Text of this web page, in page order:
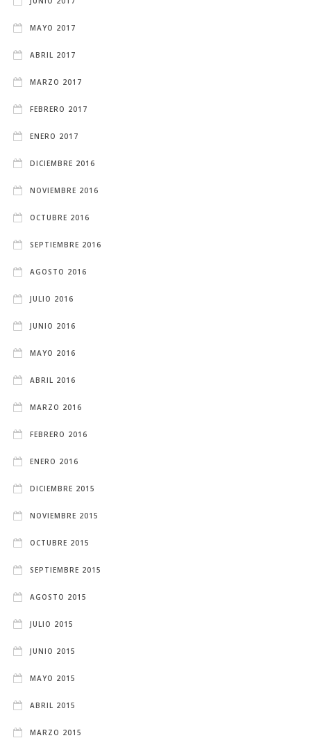
MAYO 2017
ABRIL 2017
MARZO 2017
FEBRERO 2017
ENERO 2017
DICIEMBRE 2016
NOVIEMBRE 2016
OCTUBRE 2016
SEPTIEMBRE 2016
AGOSTO 2016
JULIO 2016
JUNIO 2016
MAYO 2016
ABRIL 2016
MARZO 2016
FEBRERO 2016
ENERO 2016
DICIEMBRE 2015
NOVIEMBRE 2015
OCTUBRE 2015
SEPTIEMBRE 2015
AGOSTO 2015
JULIO 2015
JUNIO 2015
MAYO 2015
ABRIL 2015
MARZO 2015